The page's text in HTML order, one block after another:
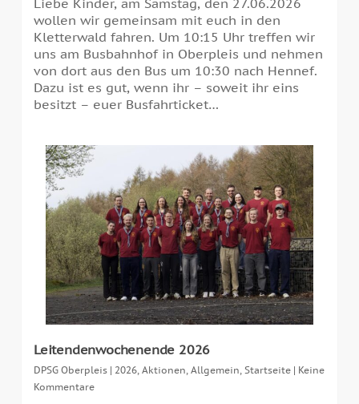
wollen wir gemeinsam mit euch in den
Kletterwald fahren. Um 10:15 Uhr treffen wir
uns am Busbahnhof in Oberpleis und nehmen
von dort aus den Bus um 10:30 nach Hennef.
Dazu ist es gut, wenn ihr – soweit ihr eins
besitzt – euer Busfahrticket…
Leitendenwochenende 2026
DPSG Oberpleis | 2026, Aktionen, Allgemein, Startseite | Keine
Kommentare